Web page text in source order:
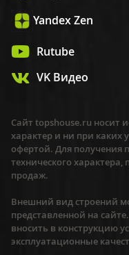
Yandex Zen
Rutube
VK Видео
Сайт topshouse.ru
характер и ни при каких
офертой. Для получения
технического
продаж.
Внешний вид строений
представленной на
вносить в конструкцию
эксплуатационные